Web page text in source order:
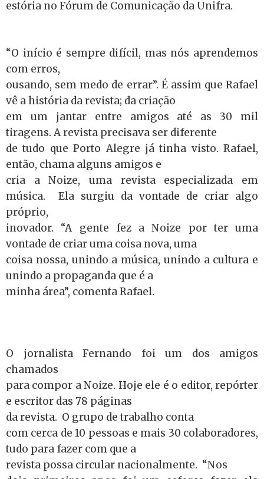
estória no Fórum de Comunicação da Unifra.
“O início é sempre difícil, mas nós aprendemos
com erros,
ousando, sem medo de errar”. É assim que Rafael
vê a história da revista; da criação
em um jantar entre amigos até as 30 mil
tiragens. A revista precisava ser diferente
de tudo que Porto Alegre já tinha visto. Rafael,
então, chama alguns amigos e
cria a Noize, uma revista especializada em
música. Ela surgiu da vontade de criar algo
próprio,
inovador. “A gente fez a Noize por ter uma
vontade de criar uma coisa nova, uma
coisa nossa, unindo a música, unindo a cultura e
unindo a propaganda que é a
minha área”, comenta Rafael.
O jornalista Fernando foi um dos amigos
chamados
para compor a Noize. Hoje ele é o editor, repórter
e escritor das 78 páginas
da revista. O grupo de trabalho conta
com cerca de 10 pessoas e mais 30 colaboradores,
tudo para fazer com que a
revista possa circular nacionalmente. “Nos